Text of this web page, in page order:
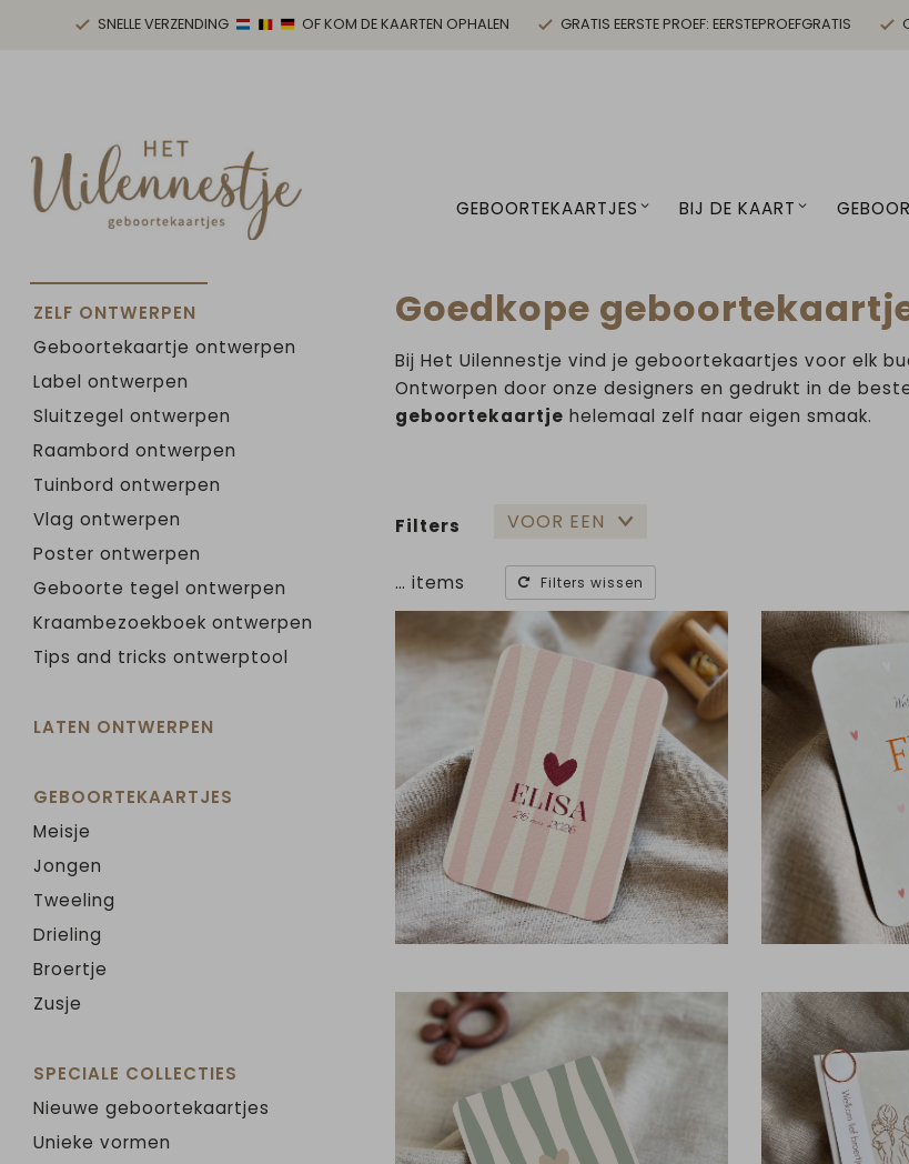
SNELLE VERZENDING OF KOM DE KAARTEN OPHALEN GRATIS EERSTE PROEF: EERSTEPROEFGRATIS
GEBOORTEKAARTJES BIJ DE KAART
ZELF ONTWERPEN
Geboortekaartje ontwerpen
Label ontwerpen
Sluitzegel ontwerpen
Raambord ontwerpen
Tuinbord ontwerpen
Vlag ontwerpen
Poster ontwerpen
Geboorte tegel ontwerpen
Kraambezoekboek ontwerpen
Tips and tricks ontwerptool
LATEN ONTWERPEN
GEBOORTEKAARTJES
Meisje
Jongen
Tweeling
Drieling
Broertje
Zusje
SPECIALE COLLECTIES
Nieuwe geboortekaartjes
Unieke vormen
Goedkope
Bij Het Uilennestje vind je geboortekaartjes voor elk
Ontworpen door onze designers en gedrukt in de
geboortekaartje helemaal zelf naar eigen smaak.
Filters VOOR EEN
… items Filters wissen